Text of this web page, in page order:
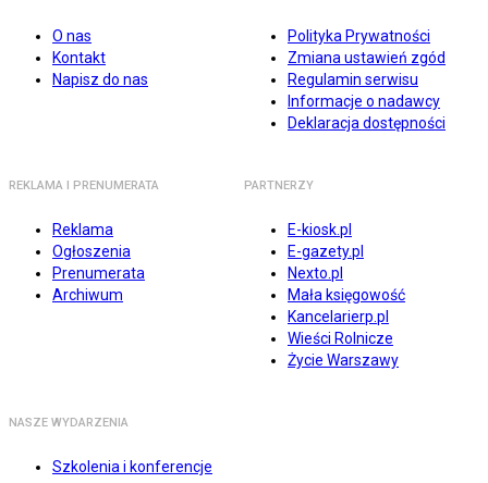
O nas
Kontakt
Napisz do nas
Polityka Prywatności
Zmiana ustawień zgód
Regulamin serwisu
Informacje o nadawcy
Deklaracja dostępności
REKLAMA I PRENUMERATA
Reklama
Ogłoszenia
Prenumerata
Archiwum
PARTNERZY
E-kiosk.pl
E-gazety.pl
Nexto.pl
Mała księgowość
Kancelarierp.pl
Wieści Rolnicze
Życie Warszawy
NASZE WYDARZENIA
Szkolenia i konferencje